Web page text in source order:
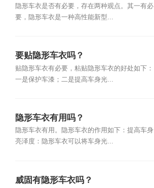
隐形车衣是否有必要，存在两种观点。其一有必
要，隐形车衣是一种高性能新型...
要贴隐形车衣吗？
贴隐形车衣有必要，粘贴隐形车衣的好处如下：
一是保护车漆；二是提高车身光...
隐形车衣有用吗？
隐形车衣有用。隐形车衣的作用如下：提高车身
亮泽度：隐形车衣可以将车身光...
威固有隐形车衣吗？